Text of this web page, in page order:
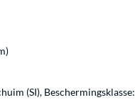
(SI),